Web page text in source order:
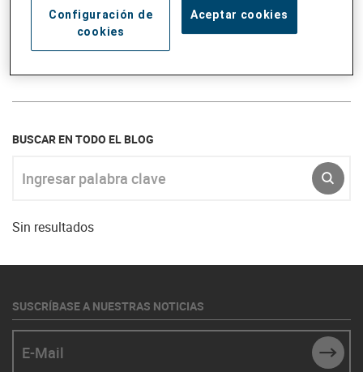
Dina Pomeranz, Prof. Dr.
BUSCAR EN TODO EL BLOG
Sin resultados
SUSCRÍBASE A NUESTRAS NOTICIAS
Aceptar cookies
Configuración de
cookies